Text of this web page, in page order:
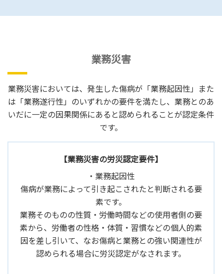
業務災害
業務災害においては、発生した傷病が「業務起因性」また
は「業務遂行性」のいずれかの要件を満たし、業務とのあ
いだに一定の因果関係にあると認められることが認定条件
です。
【業務災害の労災認定要件】
・業務起因性
傷病が業務によって引き起こされたと判断される要
素です。
業務そのものの性質・労働時間などの使用者側の要
素から、労働者の性格・体質・習慣などの個人的素
因を差し引いて、なお傷病と業務との強い関連性が
認められる場合に労災認定がなされます。